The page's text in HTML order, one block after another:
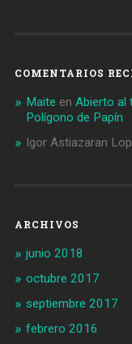
COMENTARIOS
Maite en Abierto al
Polígono de Papín
Igor Astiazaran
ARCHIVOS
junio 2018
octubre 2017
septiembre 2017
febrero 2016